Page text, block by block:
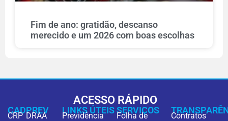
Fim de ano: gratidão, descanso
merecido e um 2026 com boas escolhas
ACESSO RÁPIDO
CADPREV
CRP DRAA
LINKS ÚTEIS
Previdência
SERVIÇOS
Folha de
Contratos